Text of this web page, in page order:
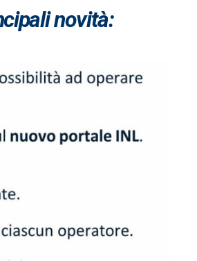
novità: